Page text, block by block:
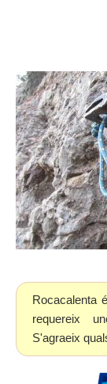
Rocacalenta
requereix
S'agraeix